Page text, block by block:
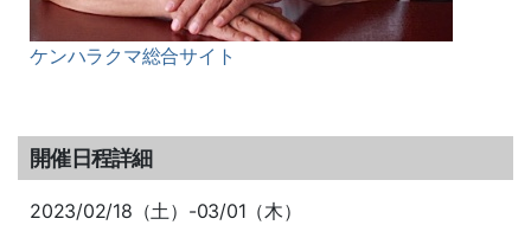
ケンハラクマ総合サイト
開催日程詳細
2023/02/18（土）-03/01（木）